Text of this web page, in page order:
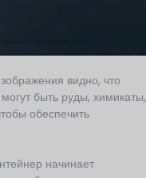
видно, что
быть руды, химикаты,
обеспечить
начинает